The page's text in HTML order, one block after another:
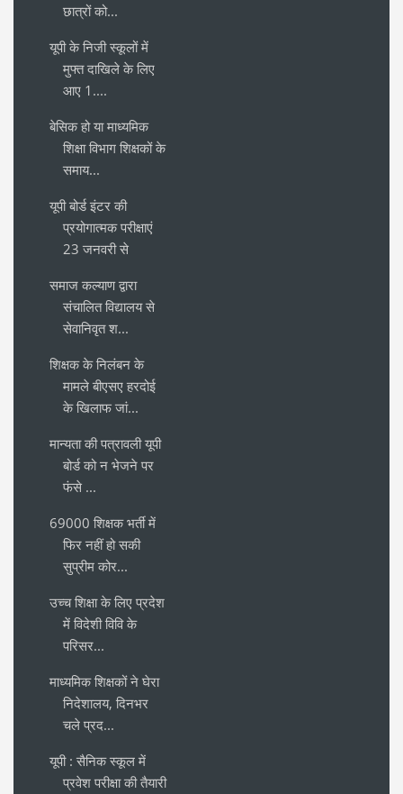
छात्रों को...
यूपी के निजी स्कूलों में
मुफ्त दाखिले के लिए
आए 1....
बेसिक हो या माध्यमिक
शिक्षा विभाग शिक्षकों के
समाय...
यूपी बोर्ड इंटर की
प्रयोगात्मक परीक्षाएं
23 जनवरी से
समाज कल्याण द्वारा
संचालित विद्यालय से
सेवानिवृत श...
शिक्षक के निलंबन के
मामले बीएसए हरदोई
के खिलाफ जां...
मान्यता की पत्रावली यूपी
बोर्ड को न भेजने पर
फंसे ...
69000 शिक्षक भर्ती में
फिर नहीं हो सकी
सुप्रीम कोर...
उच्च शिक्षा के लिए प्रदेश
में विदेशी विवि के
परिसर...
माध्यमिक शिक्षकों ने घेरा
निदेशालय, दिनभर
चले प्रद...
यूपी : सैनिक स्कूल में
प्रवेश परीक्षा की तैयारी